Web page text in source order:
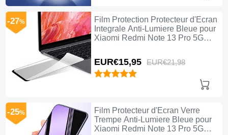
Film Protection Protecteur d'Ecran
Integrale Anti-Lumiere Bleue pour
Xiaomi Redmi Note 13 Pro 5G
EUR€15,95 EUR€21,98
-27%
Film Protecteur d'Ecran Verre
Trempe Anti-Lumiere Bleue pour
Xiaomi Redmi Note 13 Pro 5G
-25%